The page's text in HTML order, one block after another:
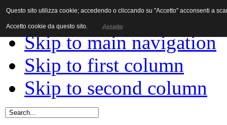
Skip to content
Skip to main navigation
Skip to first column
Skip to second column
Questo sito utilizza cookie; accedendo o cliccando su "Accetto" acconsenti a
Accetto cookie da questo sito. Accetto